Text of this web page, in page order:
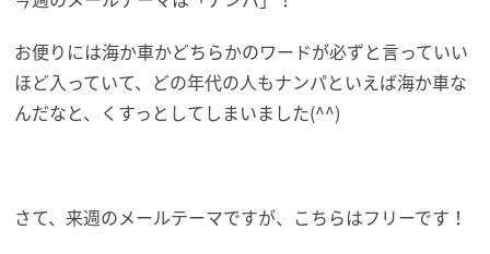
お便りには海か車かどちらかのワードが必ずと言っていい
ほど入っていて、どの年代の人もナンパといえば海か車な
んだなと、くすっとしてしまいました(^^)
さて、来週のメールテーマですが、こちらはフリーです！